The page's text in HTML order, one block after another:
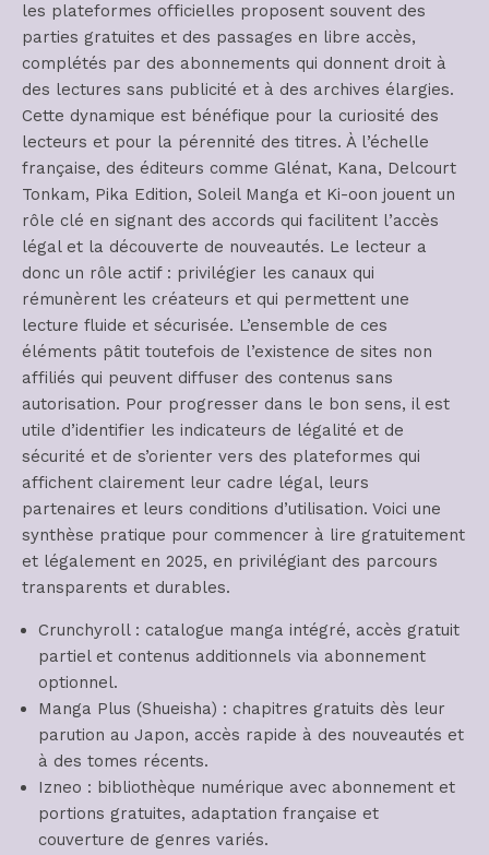
les plateformes officielles proposent souvent des
parties gratuites et des passages en libre accès,
complétés par des abonnements qui donnent droit à
des lectures sans publicité et à des archives élargies.
Cette dynamique est bénéfique pour la curiosité des
lecteurs et pour la pérennité des titres. À l’échelle
française, des éditeurs comme Glénat, Kana, Delcourt
Tonkam, Pika Edition, Soleil Manga et Ki-oon jouent un
rôle clé en signant des accords qui facilitent l’accès
légal et la découverte de nouveautés. Le lecteur a
donc un rôle actif : privilégier les canaux qui
rémunèrent les créateurs et qui permettent une
lecture fluide et sécurisée. L’ensemble de ces
éléments pâtit toutefois de l’existence de sites non
affiliés qui peuvent diffuser des contenus sans
autorisation. Pour progresser dans le bon sens, il est
utile d’identifier les indicateurs de légalité et de
sécurité et de s’orienter vers des plateformes qui
affichent clairement leur cadre légal, leurs
partenaires et leurs conditions d’utilisation. Voici une
synthèse pratique pour commencer à lire gratuitement
et légalement en 2025, en privilégiant des parcours
transparents et durables.
Crunchyroll : catalogue manga intégré, accès gratuit
partiel et contenus additionnels via abonnement
optionnel.
Manga Plus (Shueisha) : chapitres gratuits dès leur
parution au Japon, accès rapide à des nouveautés et
à des tomes récents.
Izneo : bibliothèque numérique avec abonnement et
portions gratuites, adaptation française et
couverture de genres variés.